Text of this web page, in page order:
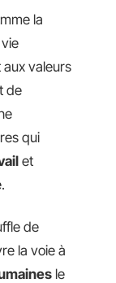
la
aux valeurs
de
qui
et
de
la voie à
le